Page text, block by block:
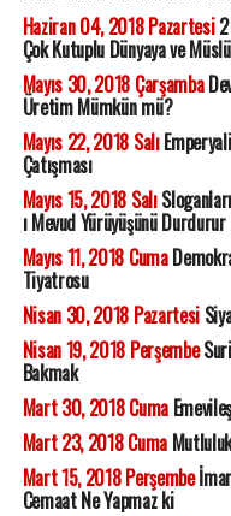
Haziran 04, 2018 Pazartesi2
Çok Kutuplu Dünyaya ve
Mayıs 30, 2018 Çarşamba
Üretim Mümkün mü?
Mayıs 22, 2018 Salı
Çatışması
Mayıs 15, 2018 Salı
ı Mevud Yürüyüşünü
Mayıs 11, 2018 Cuma
Tiyatrosu
Nisan 30, 2018 Pazartesi
Nisan 19, 2018 Perşembe
Bakmak
Mart 30, 2018 Cuma
Mart 23, 2018 CumaMutluluk
Mart 15, 2018 Perşembe
Cemaat Ne Yapmaz ki